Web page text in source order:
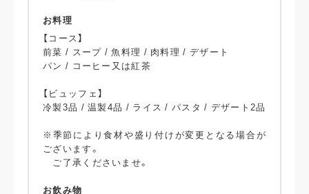
お料理
【コース】
前菜 / スープ / 魚料理 / 肉料理 / デザート
パン / コーヒー又は紅茶
【ビュッフェ】
冷製3品 / 温製4品 / ライス / パスタ / デザート2品
※季節により食材や盛り付けが変更となる場合が
ございます。
ご了承くださいませ。
お飲み物